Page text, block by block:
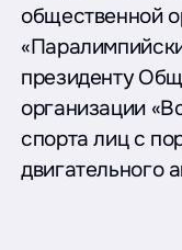
общественной
президенту
организации
спорта лиц с
двигательного